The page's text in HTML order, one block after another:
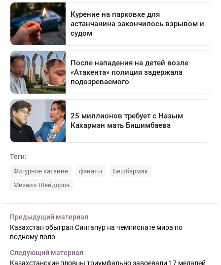
Теги:
Фигурное катание фанаты
Бешбармак
Михаил Шайдоров
Предыдущий материал
Казахстан обыграл Сингапур на чемпионате мира по
водному поло
Следующий материал
Казахстанские пловцы триумфально завоевали 17 медалей